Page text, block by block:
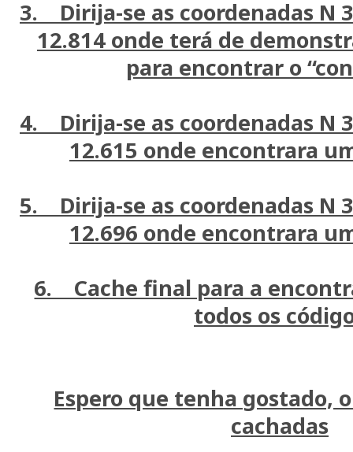
3. Dirija-se as coordenadas N
12.814 onde terá de
para encontrar o
4. Dirija-se as coordenadas N
12.615 onde encontrara
5. Dirija-se as coordenadas N
12.696 onde encontrara
6. Cache final para a
todos os
Espero que tenha gostado,
cachadas